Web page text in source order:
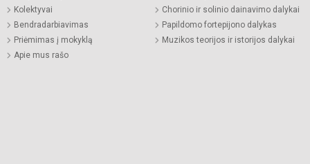
Kolektyvai
Bendradarbiavimas
Priėmimas į mokyklą
Apie mus rašo
Chorinio ir solinio dainavimo dalykai
Papildomo fortepijono dalykas
Muzikos teorijos ir istorijos dalykai